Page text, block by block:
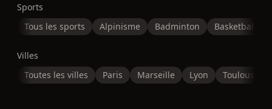
Sports
Tous les sports
Alpinisme Badminton Basketball
Villes
Toutes les villes
Paris Marseille Lyon Toulouse